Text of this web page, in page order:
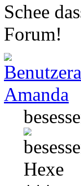
Schee
Forum!
Amanda